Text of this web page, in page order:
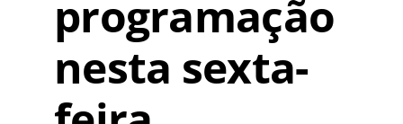
programação
nesta sexta-